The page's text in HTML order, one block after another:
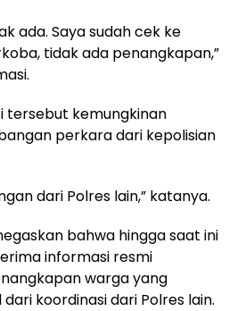
ada. Saya sudah cek ke
tidak ada penangkapan,”
tersebut kemungkinan
perkara dari kepolisian
dari Polres lain,” katanya.
bahwa hingga saat ini
informasi resmi
warga yang
koordinasi dari Polres lain.